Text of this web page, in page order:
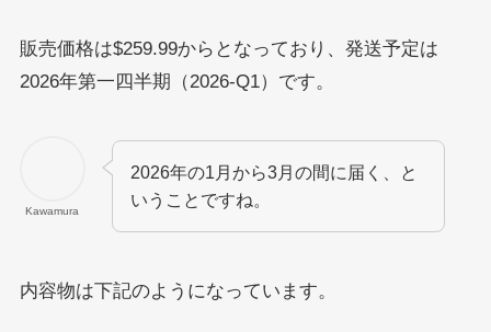
販売価格は$259.99からとなっており、発送予定は
2026年第一四半期（2026-Q1）です。
Kawamura
2026年の1月から3月の間に届く、と
いうことですね。
内容物は下記のようになっています。